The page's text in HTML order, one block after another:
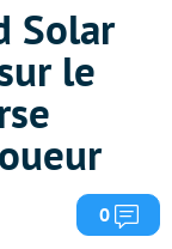
Solar
le
0